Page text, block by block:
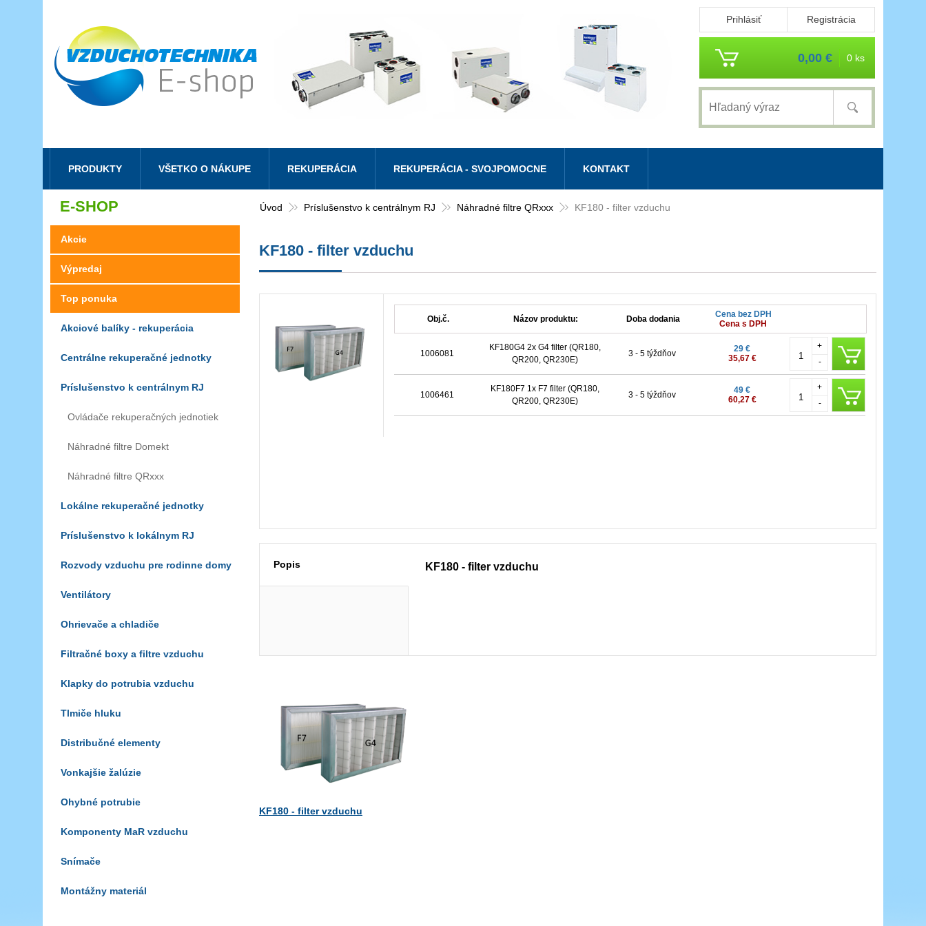
Prihlásiť Registrácia
0,00 € 0 ks
Úvod Príslušenstvo k centrálnym RJ Náhradné filtre QRxxx KF180 - filter vzduchu
KF180 - filter vzduchu
Obj.č. Názov produktu: Doba dodania
Cena bez DPH
Cena s DPH
1006081
KF180G4 2x G4 filter (QR180,
QR200, QR230E)
3 - 5 týždňov
29 €
35,67 €
-
+
1006461
KF180F7 1x F7 filter (QR180,
QR200, QR230E)
3 - 5 týždňov
49 €
60,27 €
-
+
Popis KF180 - filter vzduchu
KF180 - filter vzduchu
E-SHOP
Akcie
Výpredaj
Top ponuka
Akciové balíky - rekuperácia
Centrálne rekuperačné jednotky
Príslušenstvo k centrálnym RJ
Ovládače rekuperačných jednotiek
Náhradné filtre Domekt
Náhradné filtre QRxxx
Lokálne rekuperačné jednotky
Príslušenstvo k lokálnym RJ
Rozvody vzduchu pre rodinne domy
Ventilátory
Ohrievače a chladiče
Filtračné boxy a filtre vzduchu
Klapky do potrubia vzduchu
Tlmiče hluku
Distribučné elementy
Vonkajšie žalúzie
Ohybné potrubie
Komponenty MaR vzduchu
Snímače
Montážny materiál
PRODUKTY VŠETKO O NÁKUPE REKUPERÁCIA REKUPERÁCIA - SVOJPOMOCNE KONTAKT